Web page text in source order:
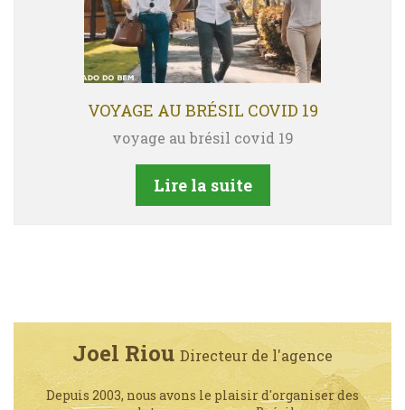
VOYAGE AU BRÉSIL COVID 19
voyage au brésil covid 19
Lire la suite
Joel Riou Directeur de l'agence
Depuis 2003, nous avons le plaisir d'organiser des